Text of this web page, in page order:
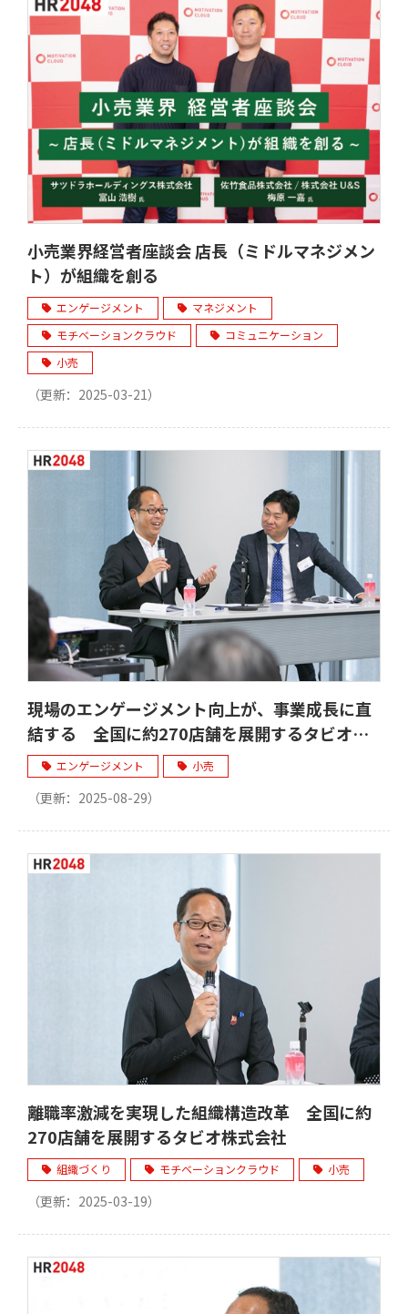
小売業界経営者座談会 店長（ミドルマネジメン
ト）が組織を創る
エンゲージメント
マネジメント
モチベーションクラウド
コミュニケーション
小売
（更新： 2025-03-21）
現場のエンゲージメント向上が、事業成長に直
結する 全国に約270店舗を展開するタビオ株
式会社エンゲージメント 小売
（更新： 2025-08-29）
離職率激減を実現した組織構造改革 全国に約
270店舗を展開するタビオ株式会社
組織づくり モチベーションクラウド 小売
（更新： 2025-03-19）